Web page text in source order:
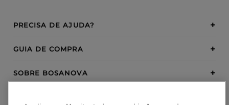
PRECISA DE AJUDA?
GUIA DE COMPRA
SOBRE BOSANOVA